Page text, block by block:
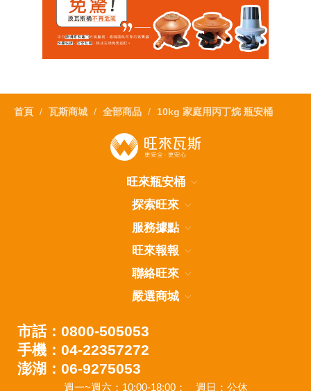
首頁 瓦斯商城 全部商品 10kg 家庭用丙丁烷 瓶安桶
旺來瓶安桶
探索旺來
服務據點
旺來報報
聯絡旺來
嚴選商城
市話：0800-505053
手機：04-22357272
澎湖：06-9275053
週一~週六：10:00-18:00； 週日：公休